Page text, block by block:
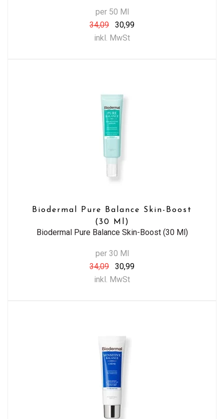
per 50 Ml
34,09
30,99
inkl. MwSt
Biodermal Pure Balance Skin-Boost
(30 Ml)
Biodermal Pure Balance Skin-Boost (30 Ml)
per 30 Ml
34,09
30,99
inkl. MwSt